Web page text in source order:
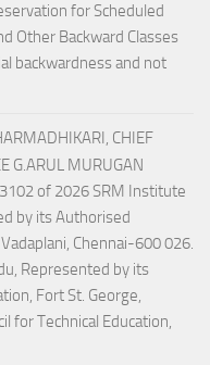
for Scheduled
Other Backward Classes
backwardness and not
CHIEF
G.ARUL MURUGAN
of 2026 SRM Institute
by its Authorised
Chennai-600 026.
Represented by its
Fort St. George,
for Technical Education,